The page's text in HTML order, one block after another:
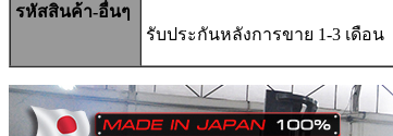
รหัสสินค้า-อื่นๆ
รับประกันหลังการขาย 1-3 เดือน